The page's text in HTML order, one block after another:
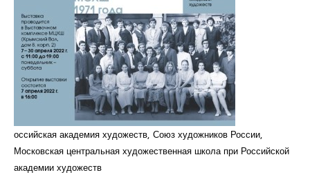
оссийская академия художеств, Союз художников России,
Московская центральная художественная школа при Российской
академии художеств